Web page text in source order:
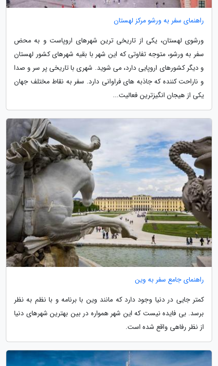
راهنمای سفر به ورشو مرکز لهستان
ورشوی لهستان، یکی از تاریخی ترین شهرهای اروپاست و به محض
سفر به ورشو، متوجه تفاوتی که این شهر با بقیه شهرهای کشور لهستان
و دیگر کشورهای اروپایی دارد، می شوید. شهری با تاریخی پر سر و صدا
و ناراحت کننده که جاذبه های فراوانی دارد. سفر به نقاط مختلف جهان
یکی از هیجان انگیزترین فعالیت...
راهنمای جامع سفر به وین
کمتر جایی در دنیا وجود دارد که مانند وین با برنامه و با نظم به نظر
برسد. بی فایده نیست که این شهر همواره در بین بهترین شهرهای دنیا
از نظر رفاهی واقع شده است.